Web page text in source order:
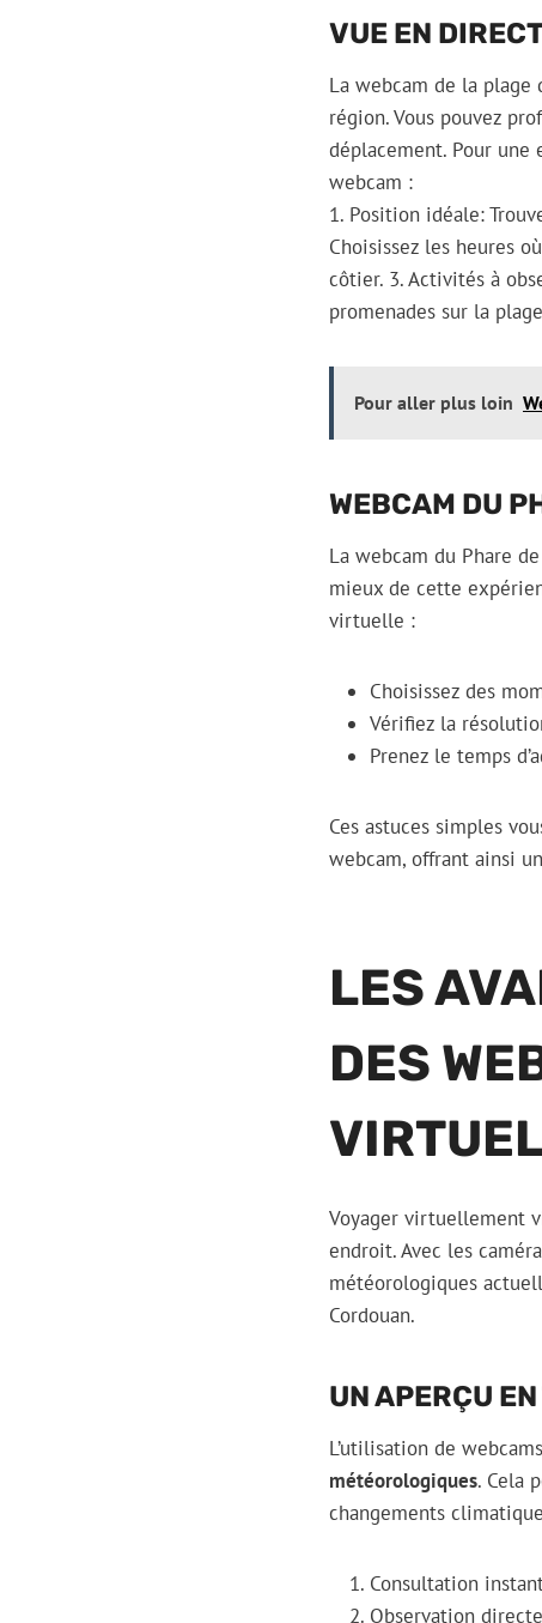
VUE EN
La webcam de la plage
région. Vous pouvez
déplacement. Pour
webcam :
1. Position idéale:
Choisissez les heures
côtier. 3. Activités à
promenades sur la
Pour aller plus loin
WEBCAM DU
La webcam du Phare
mieux de cette
virtuelle :
Choisissez des
Vérifiez la
Prenez le temps
Ces astuces simples
webcam, offrant ainsi
LES
DES
Voyager virtuellement
endroit. Avec les
météorologiques
Cordouan.
UN APERÇU
L’utilisation de
météorologiques. Cela
changements
Consultation
Observation